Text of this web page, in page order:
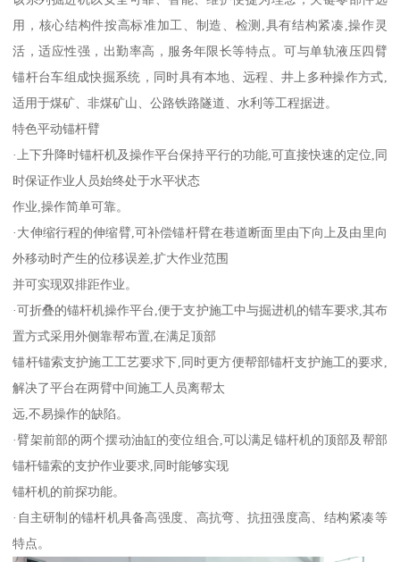
用，核心结构件按高标准加工、制造、检测,具有结构紧凑,操作灵
活，适应性强，出勤率高，服务年限长等特点。可与单轨液压四臂
锚杆台车组成快掘系统，同时具有本地、远程、井上多种操作方式,
适用于煤矿、非煤矿山、公路铁路隧道、水利等工程据进。
特色平动锚杆臂
·上下升降时锚杆机及操作平台保持平行的功能,可直接快速的定位,同
时保证作业人员始终处于水平状态
作业,操作简单可靠。
·大伸缩行程的伸缩臂,可补偿锚杆臂在巷道断面里由下向上及由里向
外移动时产生的位移误差,扩大作业范围
并可实现双排距作业。
·可折叠的锚杆机操作平台,便于支护施工中与掘进机的错车要求,其布
置方式采用外侧靠帮布置,在满足顶部
锚杆锚索支护施工工艺要求下,同时更方便帮部锚杆支护施工的要求,
解决了平台在两臂中间施工人员离帮太
远,不易操作的缺陷。
·臂架前部的两个摆动油缸的变位组合,可以满足锚杆机的顶部及帮部
锚杆锚索的支护作业要求,同时能够实现
锚杆机的前探功能。
·自主研制的锚杆机具备高强度、高抗弯、抗扭强度高、结构紧凑等
特点。